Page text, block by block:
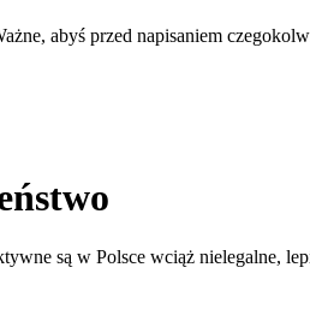
abyś przed napisaniem
są w Polsce wciąż nielegalne,